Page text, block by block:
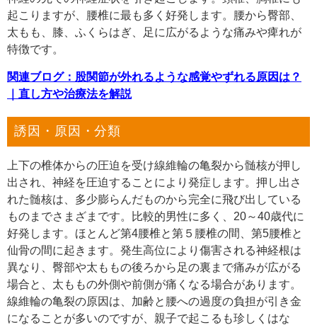
起こりますが、腰椎に最も多く好発します。腰から臀部、
太もも、膝、ふくらはぎ、足に広がるような痛みや痺れが
特徴です。
関連ブログ：股関節が外れるような感覚やずれる原因は？
｜直し方や治療法を解説
誘因・原因・分類
上下の椎体からの圧迫を受け線維輪の亀裂から髄核が押し
出され、神経を圧迫することにより発症します。押し出さ
れた髄核は、多少膨らんだものから完全に飛び出している
ものまでさまざまです。比較的男性に多く、20～40歳代に
好発します。ほとんど第4腰椎と第５腰椎の間、第5腰椎と
仙骨の間に起きます。発生高位により傷害される神経根は
異なり、臀部や太ももの後ろから足の裏まで痛みが広がる
場合と、太ももの外側や前側が痛くなる場合があります。
線維輪の亀裂の原因は、加齢と腰への過度の負担が引き金
になることが多いのですが、親子で起こるも珍しくはな